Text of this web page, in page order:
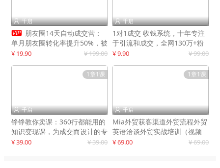
 千启
 朋友圈14天自动成交营：
单月朋友圈转化率提升50%，被
动收入超3万元
¥ 19.90 ¥ 199.00
 千启
1对1成交 收钱系统，十年专注
于引流和成交，全网130万+粉
丝
¥ 9.90 ¥ 99.00
1章1课
 千启
铮铮教你卖课：360行都能用的
知识变现课，为成交而设计的专
属课程
¥ 39.00 ¥ 39.00
1章1课
 千启
Mia外贸获客渠道外贸流程外贸
英语洽谈外贸实战培训（视频
课）价值399元
¥ 69.00 ¥ 69.00